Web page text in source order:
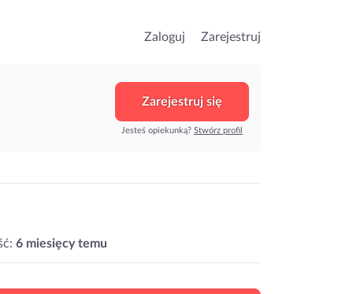
Zaloguj Zarejestruj
Zarejestruj się
Jesteś opiekunką? Stwórz profil
6 miesięcy temu